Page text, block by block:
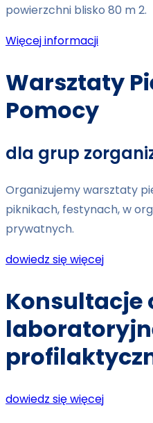
powierzchni blisko 80 m 2.
Więcej informacji
Warsztaty
Pomocy
dla grup
Organizujemy warsztaty
piknikach, festynach, w
prywatnych.
dowiedz się więcej
Konsultacje
dowiedz się więcej